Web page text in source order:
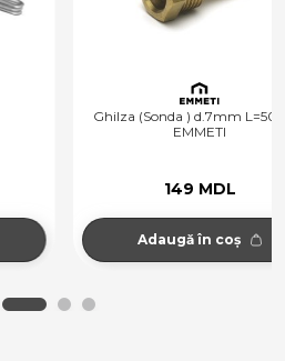
Ghilza (Sonda ) d.7mm
EMMETI
149 MDL
Adaugă în coș